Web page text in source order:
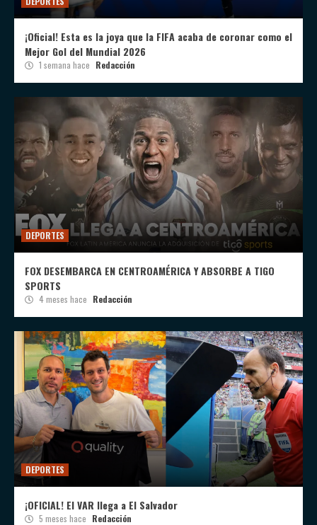
¡Oficial! Esta es la joya que la FIFA acaba de coronar como el
Mejor Gol del Mundial 2026
1 semana hace Redacción
DEPORTES
FOX DESEMBARCA EN CENTROAMÉRICA Y ABSORBE A TIGO
SPORTS
4 meses hace Redacción
DEPORTES
¡OFICIAL! El VAR llega a El Salvador
5 meses hace Redacción